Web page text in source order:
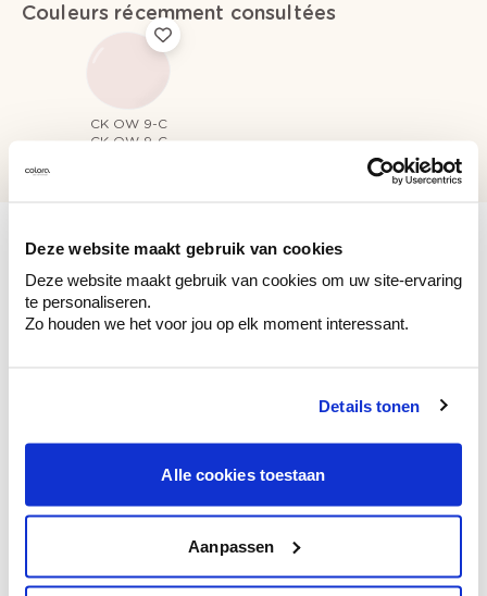
Deze website maakt gebruik van cookies
Deze website maakt gebruik van cookies om uw site-ervaring
te personaliseren.
Zo houden we het voor jou op elk moment interessant.
Details tonen
Alle cookies toestaan
Aanpassen
Couleurs récemment consultées
CK OW 9-C
CK OW 9-C
Voyez votre couleur en magasin
Voyez les nuances assorties pour affiner
Obtenez des conseils personnalisés sur la
combinaison de couleurs.